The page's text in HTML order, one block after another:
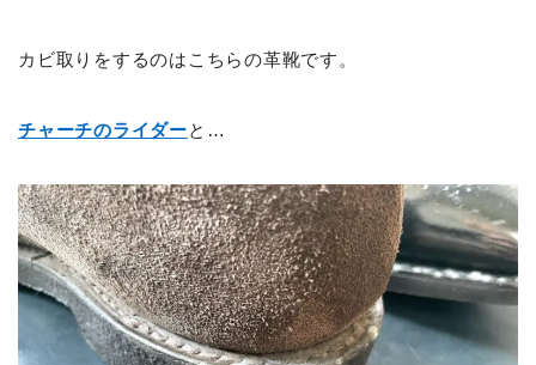
カビ取りをするのはこちらの革靴です。
チャーチのライダーと…